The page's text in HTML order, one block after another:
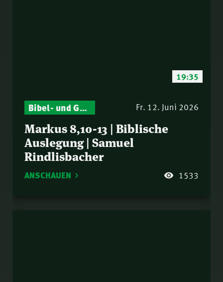
19:35
Bibel- und Gebetsstunde – Jeden Donnerstag neu: Vers-für-Vers-Auslegungen Fr. 12. Juni 2026
Markus 8,10-13 | Biblische
Auslegung | Samuel
Rindlisbacher
ANSCHAUEN 1533